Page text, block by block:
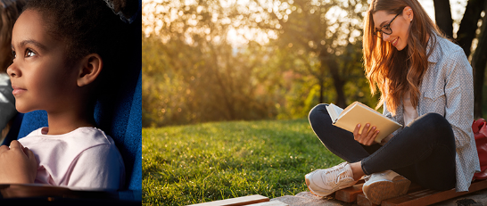
PLUS D'INFORMATIONS